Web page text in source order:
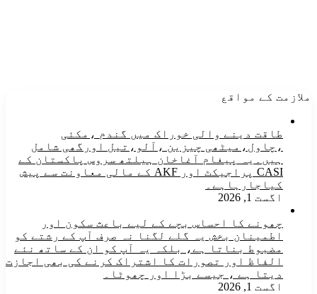
ملازمت کے مواقع
طاقت دینے والی خوراک میں گندم ،مکئی
،چاول،میٹھی چیزین ،آلو،تیل اورگھی شامل
ہیں۔یہ پیغام آغاخان ہیلتھ سروس پاکستان کے
CASI پراجیکٹ اور AKF کے مالی معاونت سے پیش
کیاجارہاہے۔
اگست 1, 2026
چھونے کا احساس بچے کے لیے باعث سکون اور
اطمینان بخش یہ گلے لگنا نہ صرف آپ کے رشتے کو
مضبوط بناتا ہے، بلکہ یہ آپ کو ان کے ساتھ نئے
الفاظ اور تصورات کا اشتراک کرنے کی بھی اجازت
دیتا ہے ، جیسے بڑا اور چھوٹا۔
اگست 1, 2026